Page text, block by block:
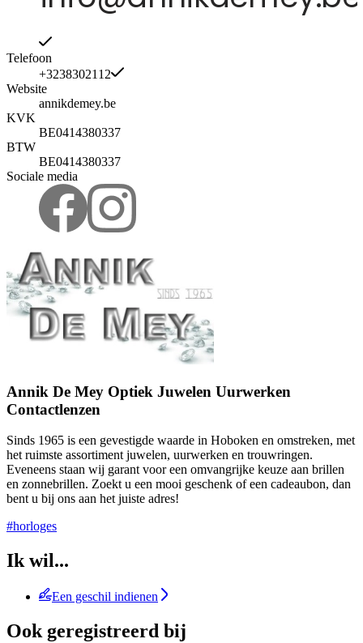
Telefoon
+3238302112
Website
annikdemey.be
KVK
BE0414380337
BTW
BE0414380337
Sociale media
Annik De Mey Optiek Juwelen Uurwerken
Contactlenzen
Sinds 1965 is een gevestigde waarde in Hoboken en omstreken, met
het ruimste assortiment juwelen, uurwerken en trouwringen.
Eveneens staan wij garant voor een omvangrijke keuze aan brillen
en zonnebrillen. Zoekt u een mooi geschenk of een cadeaubon, dan
bent u bij ons aan het juiste adres!
#horloges
Ik wil...
Een geschil indienen
Ook geregistreerd bij